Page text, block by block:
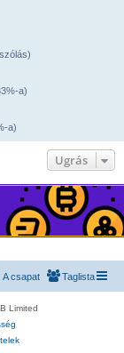
a)
a)
Ugrás
Taglista
A csapat
Limited